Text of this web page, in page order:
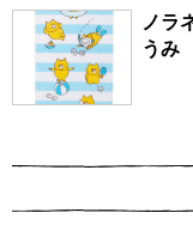
ノラ
うみ